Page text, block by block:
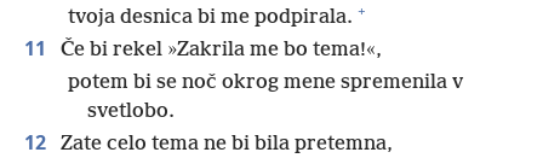
tvoja desnica bi me podpirala. +
11
Če bi rekel »Zakrila me bo tema!«,
potem bi se noč okrog mene spremenila v
svetlobo.
12
Zate celo tema ne bi bila pretemna,